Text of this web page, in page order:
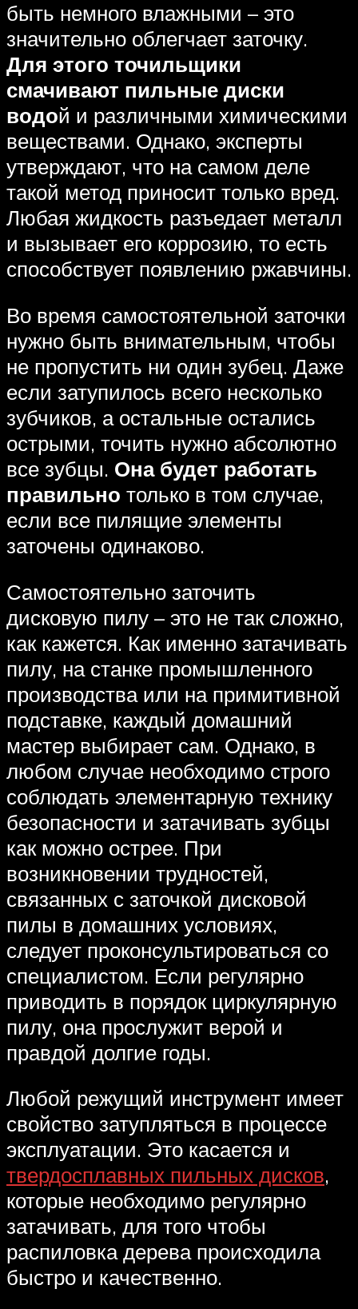
быть немного влажными – это
значительно облегчает заточку.
Для этого точильщики
смачивают пильные диски
водой и различными химическими
веществами. Однако, эксперты
утверждают, что на самом деле
такой метод приносит только вред.
Любая жидкость разъедает металл
и вызывает его коррозию, то есть
способствует появлению ржавчины.
Во время самостоятельной заточки
нужно быть внимательным, чтобы
не пропустить ни один зубец. Даже
если затупилось всего несколько
зубчиков, а остальные остались
острыми, точить нужно абсолютно
все зубцы. Она будет работать
правильно только в том случае,
если все пилящие элементы
заточены одинаково.
Самостоятельно заточить
дисковую пилу – это не так сложно,
как кажется. Как именно затачивать
пилу, на станке промышленного
производства или на примитивной
подставке, каждый домашний
мастер выбирает сам. Однако, в
любом случае необходимо строго
соблюдать элементарную технику
безопасности и затачивать зубцы
как можно острее. При
возникновении трудностей,
связанных с заточкой дисковой
пилы в домашних условиях,
следует проконсультироваться со
специалистом. Если регулярно
приводить в порядок циркулярную
пилу, она прослужит верой и
правдой долгие годы.
Любой режущий инструмент имеет
свойство затупляться в процессе
эксплуатации. Это касается и
твердосплавных пильных дисков,
которые необходимо регулярно
затачивать, для того чтобы
распиловка дерева происходила
быстро и качественно.